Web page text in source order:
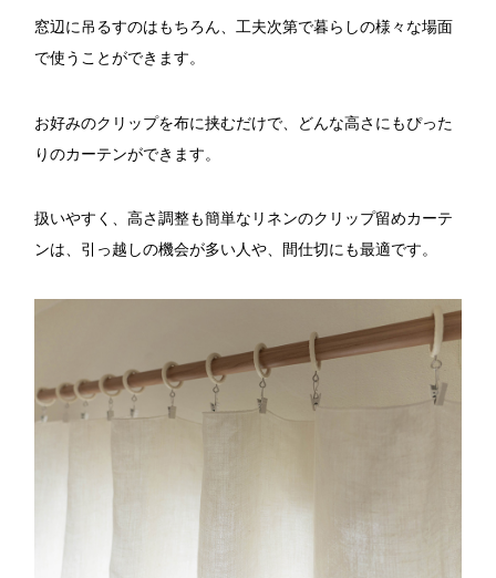
窓辺に吊るすのはもちろん、工夫次第で暮らしの様々な場面
で使うことができます。
お好みのクリップを布に挟むだけで、どんな高さにもぴった
りのカーテンができます。
扱いやすく、高さ調整も簡単なリネンのクリップ留めカーテ
ンは、引っ越しの機会が多い人や、間仕切にも最適です。